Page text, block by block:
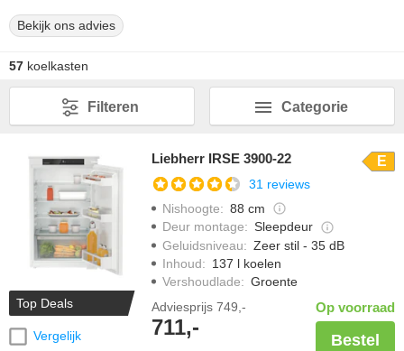
Bekijk ons advies
57 koelkasten
Categorie
Filteren
Top Deals
Vergelijk
Liebherr IRSE 3900-22 E
31 reviews
Nishoogte: 88 cm
Deur montage: Sleepdeur
Geluidsniveau: Zeer stil - 35 dB
Inhoud: 137 l koelen
Vershoudlade: Groente
Adviesprijs 749,-
711,-
Op voorraad
Bestel